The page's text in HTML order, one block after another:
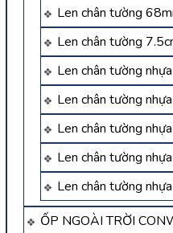
Len chân tường
Len chân tường
Len chân tường
Len chân tường
Len chân tường
Len chân tường
Len chân tường
ỐP NGOÀI TRỜI